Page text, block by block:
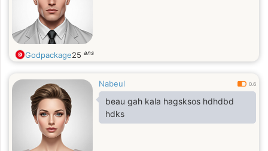
Godpackage25 ans
Nabeul 0.6
beau gah kala hagsksos hdhdbd
hdks